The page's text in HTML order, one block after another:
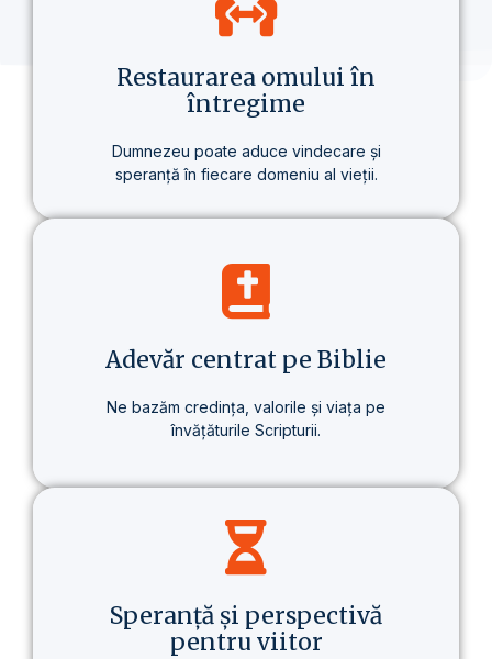
Restaurarea omului în
întregime
Dumnezeu poate aduce vindecare și
speranță în fiecare domeniu al vieții.
Nu vorbim doar despre credință, ci
despre un stil de viață care aduce o
schimbare reală – în sănătate, în gândire
Adevăr centrat pe Biblie
Ne bazăm credința, valorile și viața pe
învățăturile Scripturii.
Baza tuturor învățăturilor noastre este
Biblia – prezentată clar, consecvent și pe
înțelesul fiecăruia.
Speranță și perspectivă
pentru viitor